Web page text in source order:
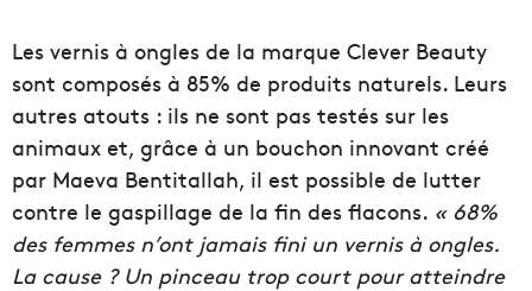
Les vernis à ongles de la marque Clever Beauty
sont composés à 85% de produits naturels. Leurs
autres atouts : ils ne sont pas testés sur les
animaux et, grâce à un bouchon innovant créé
par Maeva Bentitallah, il est possible de lutter
contre le gaspillage de la fin des flacons. « 68%
des femmes n’ont jamais fini un vernis à ongles.
La cause ? Un pinceau trop court pour atteindre